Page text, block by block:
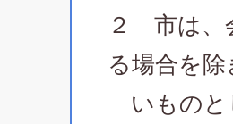
２ 市は、
る場合を
いものと